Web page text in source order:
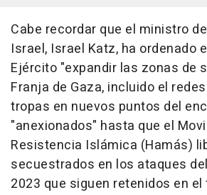
Cabe recordar que el ministro
Israel, Israel Katz, ha ordenado
Ejército "expandir las zonas de
Franja de Gaza, incluido el
tropas en nuevos puntos del
"anexionados" hasta que el
Resistencia Islámica (Hamás)
secuestrados en los ataques
2023 que siguen retenidos en